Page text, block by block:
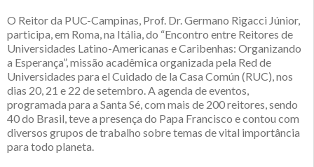
O Reitor da PUC-Campinas, Prof. Dr. Germano Rigacci Júnior,
participa, em Roma, na Itália, do “Encontro entre Reitores de
Universidades Latino-Americanas e Caribenhas: Organizando
a Esperança”, missão acadêmica organizada pela Red de
Universidades para el Cuidado de la Casa Común (RUC), nos
dias 20, 21 e 22 de setembro. A agenda de eventos,
programada para a Santa Sé, com mais de 200 reitores, sendo
40 do Brasil, teve a presença do Papa Francisco e contou com
diversos grupos de trabalho sobre temas de vital importância
para todo planeta.